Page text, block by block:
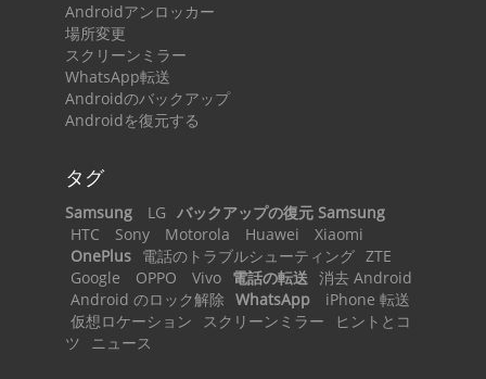
Androidアンロッカー
場所変更
スクリーンミラー
WhatsApp転送
Androidのバックアップ
Androidを復元する
タグ
Samsung LG バックアップの復元 Samsung
HTC
Sony Motorola Huawei
Xiaomi
OnePlus 電話のトラブルシューティング ZTE
Google
OPPO Vivo 電話の転送 消去 Android
Android のロック解除 WhatsApp
iPhone 転送
仮想ロケーション
スクリーンミラー
ヒントとコ
ツ
ニュース